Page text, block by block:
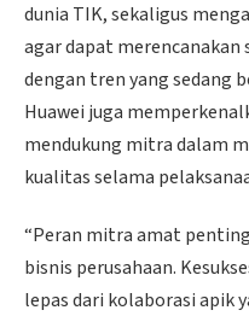
dunia TIK, sekaligus
agar dapat merencanakan
dengan tren yang sedang
Huawei juga
mendukung mitra dalam
kualitas selama
“Peran mitra amat
bisnis perusahaan.
lepas dari kolaborasi apik